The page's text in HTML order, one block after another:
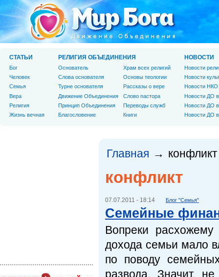
Главная → конфликт
конфликт
07.07.2011 - 18:14 Блог "Семья"
Семейные
Вопреки
дохода семьи мало
по поводу
развода. Значит,
СТАТЬИ
Бог
Человек
Cемья
Вера
Религия
Жизнь вечная
РЕЛИГИЯ ОБЪЕДИНЕНИЯ
Основатель
Слова основателя
Турне основателя
Движение Объединения
Принцип Объединения
Благословение
Храм всех религий
Основы теологии
Рассказы о вере
Слово пастора
Переводы служб
Книги
НОВОСТИ
Новости
Новости
Новости НКО
Новости ДО
Новости ДО
Новости ДО